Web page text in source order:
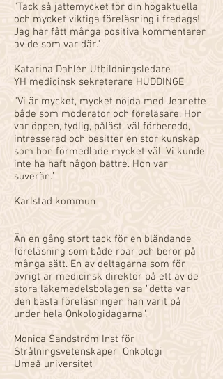
"Tack så jättemycket för din högaktuella
och mycket viktiga föreläsning i fredags!
Jag har fått många positiva kommentarer
av de som var där."
Katarina Dahlén Utbildningsledare
YH medicinsk sekreterare HUDDINGE
"Vi är mycket, mycket nöjda med Jeanette
både som moderator och föreläsare. Hon
var öppen, tydlig, påläst, väl förberedd,
intresserad och besitter en stor kunskap
som hon förmedlade mycket väl. Vi kunde
inte ha haft någon bättre. Hon var
suverän.”
Karlstad kommun
Än en gång stort tack för en bländande
föreläsning som både roar och berör på
många sätt. En av deltagarna som för
övrigt är medicinsk direktör på ett av de
stora läkemedelsbolagen sa ”detta var
den bästa föreläsningen han varit på
under hela Onkologidagarna”.
Monica Sandström Inst för
Strålningsvetenskaper Onkologi
Umeå universitet